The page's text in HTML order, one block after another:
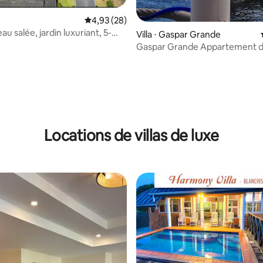
la base de 75 commentaires : 4,91 sur 5
Évaluation moyenne sur la base de 28
4,93 (28)
salée, jardin luxuriant, 5-
Villa ⋅ Gaspar Grande
Gaspar Grande Appartement
Locations de villas de luxe